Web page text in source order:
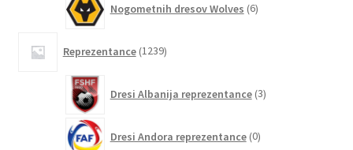
Nogometnih dresov Wolves 6izdelkov
Reprezentance 1239izdelkov
Dresi Albanija reprezentance 3izdelki
Dresi Andora reprezentance 0izdelkov